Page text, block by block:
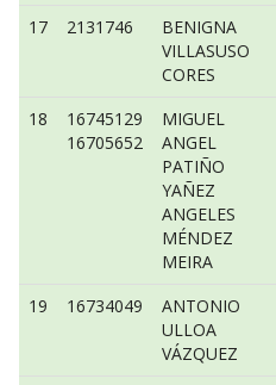
17 2131746
BENIGNA
VILLASUSO
CORES
18
16745129
16705652
MIGUEL
ANGEL
PATIÑO
YAÑEZ
ANGELES
MÉNDEZ
MEIRA
19 16734049
ANTONIO
ULLOA
VÁZQUEZ